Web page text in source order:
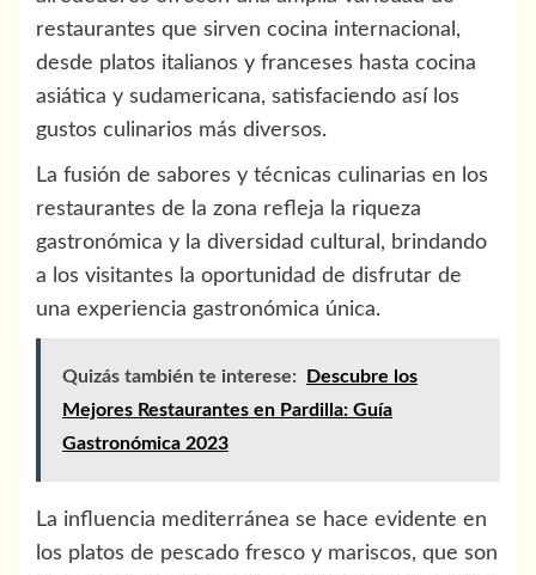
restaurantes que sirven cocina internacional,
desde platos italianos y franceses hasta cocina
asiática y sudamericana, satisfaciendo así los
gustos culinarios más diversos.
La fusión de sabores y técnicas culinarias en los
restaurantes de la zona refleja la riqueza
gastronómica y la diversidad cultural, brindando
a los visitantes la oportunidad de disfrutar de
una experiencia gastronómica única.
Quizás también te interese:
Descubre los
Mejores Restaurantes en Pardilla: Guía
Gastronómica 2023
La influencia mediterránea se hace evidente en
los platos de pescado fresco y mariscos, que son